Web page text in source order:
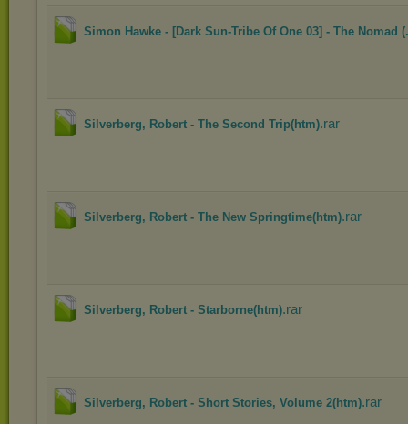
Simon Hawke - [Dark Sun-Tribe Of One 03] - The Nomad
Silverberg, Robert - The Second Trip(htm).rar
Silverberg, Robert - The New Springtime(htm).rar
Silverberg, Robert - Starborne(htm).rar
Silverberg, Robert - Short Stories, Volume 2(htm).rar